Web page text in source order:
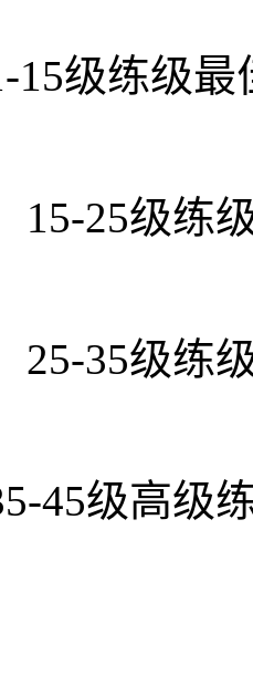
15级练级
15-25级练
25-35级练
45级高级